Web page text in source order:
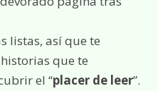
listas, así que te
que te
el “placer de leer”.